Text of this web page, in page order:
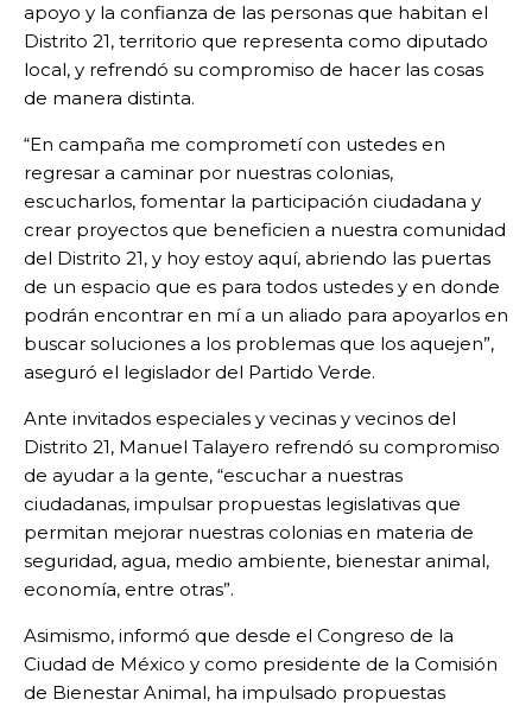
apoyo y la confianza de las personas que habitan el
Distrito 21, territorio que representa como diputado
local, y refrendó su compromiso de hacer las cosas
de manera distinta.
“En campaña me comprometí con ustedes en
regresar a caminar por nuestras colonias,
escucharlos, fomentar la participación ciudadana y
crear proyectos que beneficien a nuestra comunidad
del Distrito 21, y hoy estoy aquí, abriendo las puertas
de un espacio que es para todos ustedes y en donde
podrán encontrar en mí a un aliado para apoyarlos en
buscar soluciones a los problemas que los aquejen”,
aseguró el legislador del Partido Verde.
Ante invitados especiales y vecinas y vecinos del
Distrito 21, Manuel Talayero refrendó su compromiso
de ayudar a la gente, “escuchar a nuestras
ciudadanas, impulsar propuestas legislativas que
permitan mejorar nuestras colonias en materia de
seguridad, agua, medio ambiente, bienestar animal,
economía, entre otras”.
Asimismo, informó que desde el Congreso de la
Ciudad de México y como presidente de la Comisión
de Bienestar Animal, ha impulsado propuestas